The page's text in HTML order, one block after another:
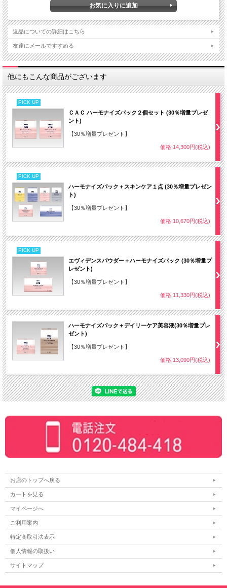
返品についての詳細はこちら
友達にメールですすめる
他にもこんな商品がございます
PICK UP
ＣＡＣ ハーモナイズパック２個セット (30％増量プレゼ
ント)
【30％増量プレゼント】
価格:14,300円(税込)
PICK UP
ハーモナイズパック＋スキンケア１点 (30％増量プレゼン
ト)
【30％増量プレゼント】
価格:10,670円(税込)
PICK UP
エヴィデンスパウダー＋ハーモナイズパック (30％増量プ
レゼント)
【30％増量プレゼント】
価格:11,330円(税込)
ハーモナイズパック＋デイリーケア美容液(30％増量プレ
ゼント)
【30％増量プレゼント】
価格:13,090円(税込)
お店のトップへ戻る
カートを見る
マイページへ
ご利用案内
特定商取引法表示
個人情報の取扱い
サイトマップ